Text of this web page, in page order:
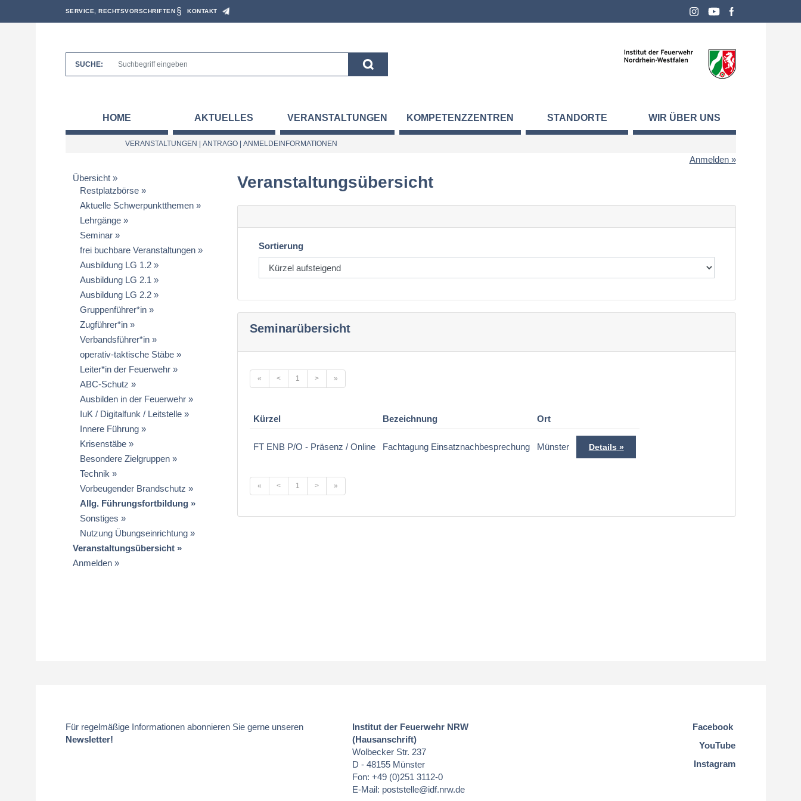
SERVICE, RECHTSVORSCHRIFTEN KONTAKT
SUCHE:
HOME AKTUELLES VERANSTALTUNGEN KOMPETENZZENTREN STANDORTE WIR ÜBER UNS
VERANSTALTUNGEN ANTRAGO| ANMELDEINFORMATIONEN
Anmelden
Übersicht
Restplatzbörse
Aktuelle Schwerpunktthemen
Lehrgänge
Seminar
frei buchbare Veranstaltungen
Ausbildung LG 1.2
Ausbildung LG 2.1
Ausbildung LG 2.2
Gruppenführer*in
Zugführer*in
Verbandsführer*in
operativ-taktische Stäbe
Leiter*in der Feuerwehr
ABC-Schutz
Ausbilden in der Feuerwehr
IuK / Digitalfunk / Leitstelle
Innere Führung
Krisenstäbe
Besondere Zielgruppen
Technik
Vorbeugender Brandschutz
Allg. Führungsfortbildung
Sonstiges
Nutzung Übungseinrichtung
Veranstaltungsübersicht
Anmelden
Veranstaltungsübersicht
Sortierung
Seminarübersicht
« < 1 > »
Kürzel Bezeichnung Ort
FT ENB P/O - Präsenz / Online Fachtagung Einsatznachbesprechung Münster Details
« < 1 > »
Für regelmäßige Informationen abonnieren Sie gerne unseren
Newsletter!
Institut der Feuerwehr NRW
(Hausanschrift)
Wolbecker Str. 237
D - 48155 Münster
Fon: +49 (0)251 3112-0
E-Mail: poststelle@idf.nrw.de
Facebook
YouTube
Instagram